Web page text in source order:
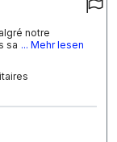
notre
sa ... Mehr lesen